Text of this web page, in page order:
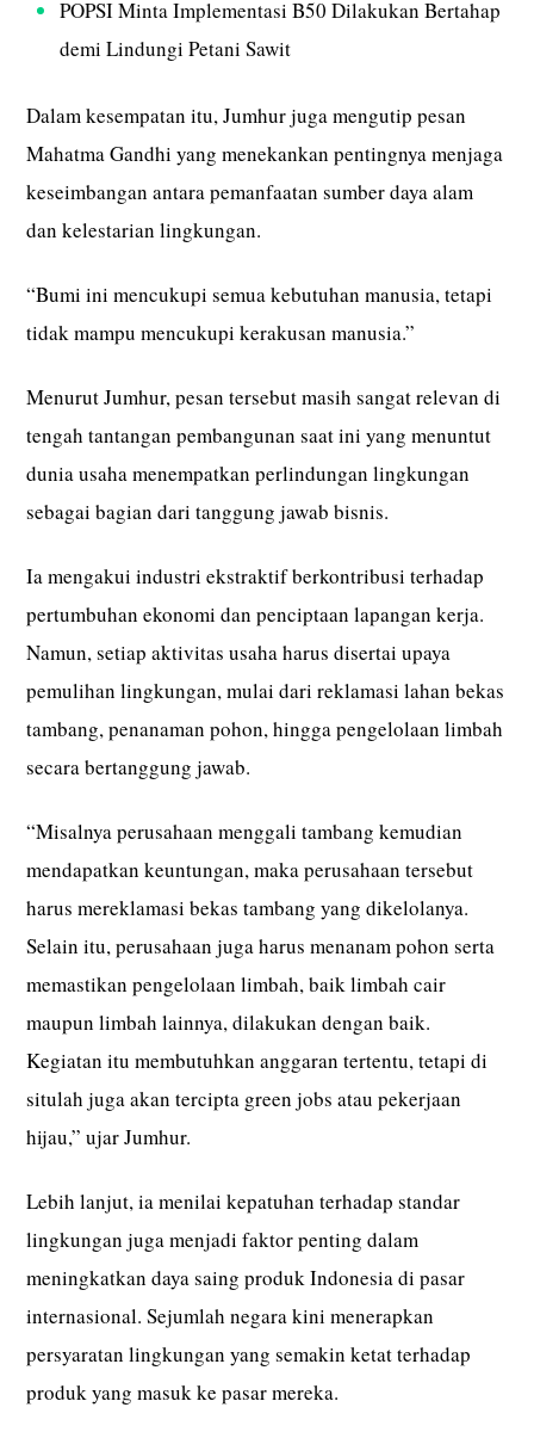
POPSI Minta Implementasi B50 Dilakukan Bertahap
demi Lindungi Petani Sawit
Dalam kesempatan itu, Jumhur juga mengutip pesan
Mahatma Gandhi yang menekankan pentingnya menjaga
keseimbangan antara pemanfaatan sumber daya alam
dan kelestarian lingkungan.
“Bumi ini mencukupi semua kebutuhan manusia, tetapi
tidak mampu mencukupi kerakusan manusia.”
Menurut Jumhur, pesan tersebut masih sangat relevan di
tengah tantangan pembangunan saat ini yang menuntut
dunia usaha menempatkan perlindungan lingkungan
sebagai bagian dari tanggung jawab bisnis.
Ia mengakui industri ekstraktif berkontribusi terhadap
pertumbuhan ekonomi dan penciptaan lapangan kerja.
Namun, setiap aktivitas usaha harus disertai upaya
pemulihan lingkungan, mulai dari reklamasi lahan bekas
tambang, penanaman pohon, hingga pengelolaan limbah
secara bertanggung jawab.
“Misalnya perusahaan menggali tambang kemudian
mendapatkan keuntungan, maka perusahaan tersebut
harus mereklamasi bekas tambang yang dikelolanya.
Selain itu, perusahaan juga harus menanam pohon serta
memastikan pengelolaan limbah, baik limbah cair
maupun limbah lainnya, dilakukan dengan baik.
Kegiatan itu membutuhkan anggaran tertentu, tetapi di
situlah juga akan tercipta green jobs atau pekerjaan
hijau,” ujar Jumhur.
Lebih lanjut, ia menilai kepatuhan terhadap standar
lingkungan juga menjadi faktor penting dalam
meningkatkan daya saing produk Indonesia di pasar
internasional. Sejumlah negara kini menerapkan
persyaratan lingkungan yang semakin ketat terhadap
produk yang masuk ke pasar mereka.